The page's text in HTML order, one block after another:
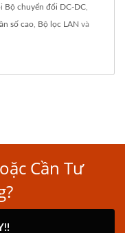
Bộ chuyển đổi DC-DC
số cao Bộ lọc LAN và
Cần Tư